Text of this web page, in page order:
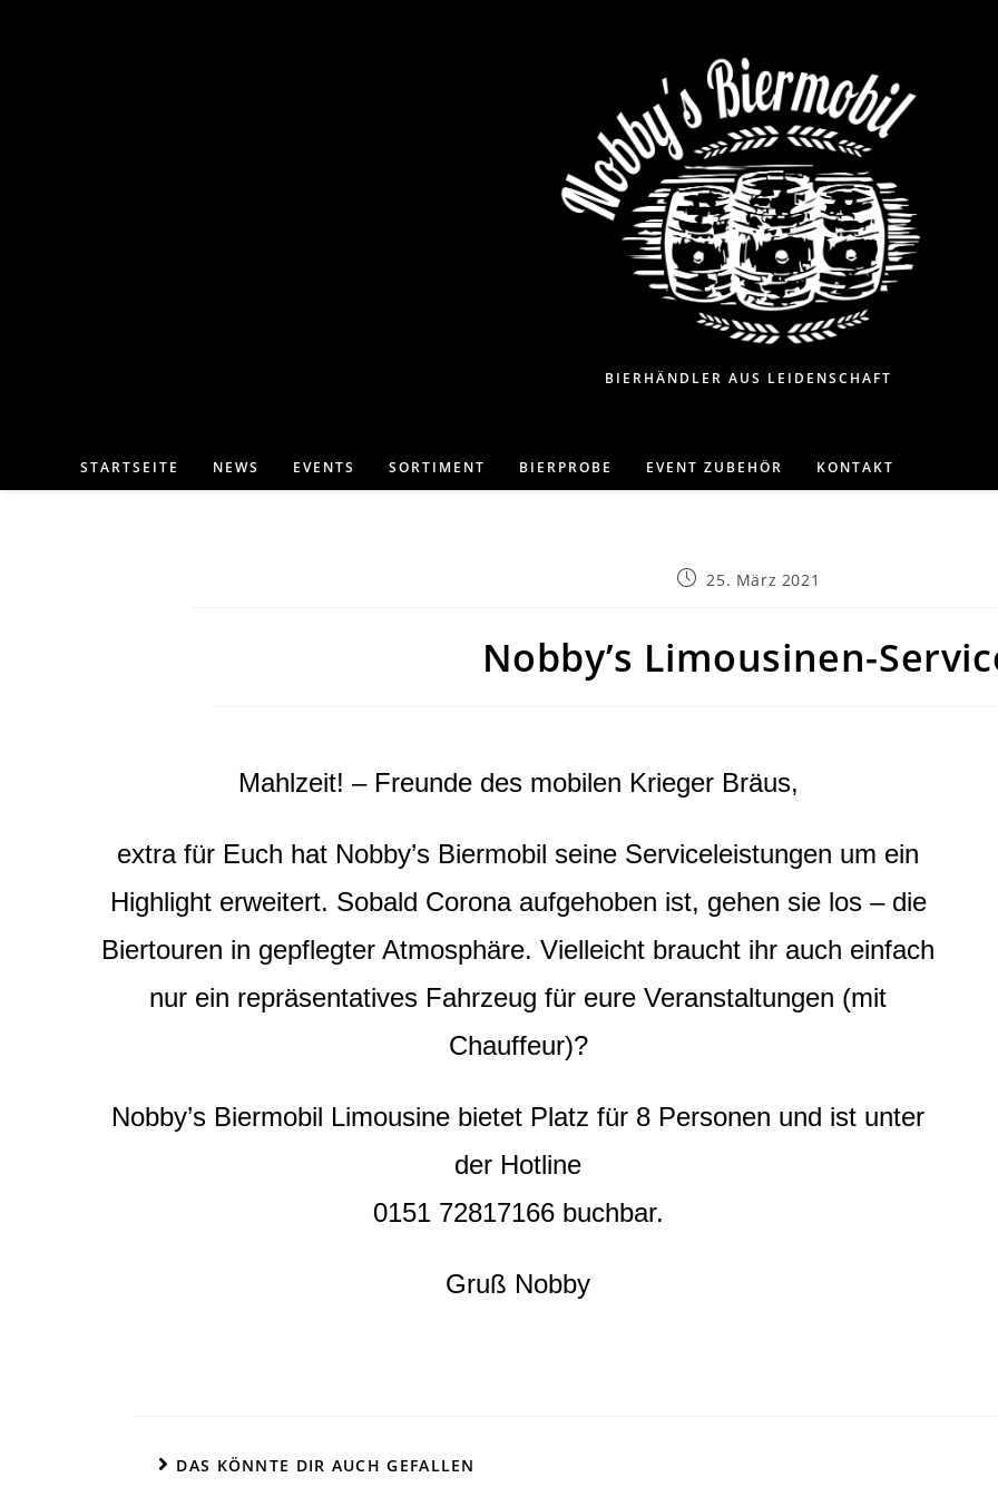
BIERHÄNDLER AUS LEIDENSCHAFT
STARTSEITE NEWS EVENTS SORTIMENT BIERPROBE EVENT ZUBEHÖR KONTAKT
25. März 2021
Nobby’s Limousinen-
Mahlzeit! – Freunde des mobilen Krieger Bräus,
extra für Euch hat Nobby’s Biermobil seine Serviceleistungen um ein
Highlight erweitert. Sobald Corona aufgehoben ist, gehen sie los – die
Biertouren in gepflegter Atmosphäre. Vielleicht braucht ihr auch einfach
nur ein repräsentatives Fahrzeug für eure Veranstaltungen (mit
Chauffeur)?
Nobby’s Biermobil Limousine bietet Platz für 8 Personen und ist unter
der Hotline
0151 72817166 buchbar.
Gruß Nobby
DAS KÖNNTE DIR AUCH GEFALLEN